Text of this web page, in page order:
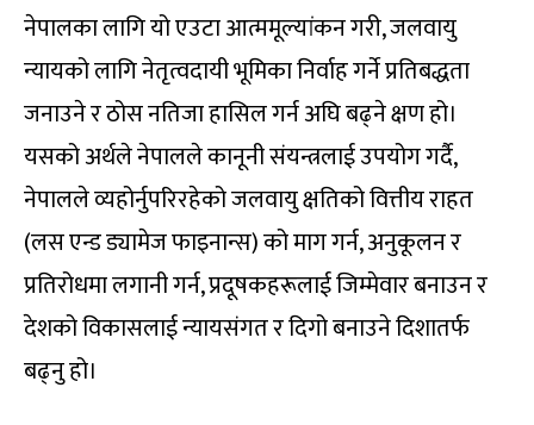
नेपालका लागि यो एउटा आत्ममूल्यांकन गरी, जलवायु
न्यायको लागि नेतृत्वदायी भूमिका निर्वाह गर्ने प्रतिबद्धता
जनाउने र ठोस नतिजा हासिल गर्न अघि बढ्ने क्षण हो।
यसको अर्थले नेपालले कानूनी संयन्त्रलाई उपयोग गर्दै,
नेपालले व्यहोर्नुपरिरहेको जलवायु क्षतिको वित्तीय राहत
(लस एन्ड ड्यामेज फाइनान्स) को माग गर्न, अनुकूलन र
प्रतिरोधमा लगानी गर्न, प्रदूषकहरूलाई जिम्मेवार बनाउन र
देशको विकासलाई न्यायसंगत र दिगो बनाउने दिशातर्फ
बढ्नु हो।